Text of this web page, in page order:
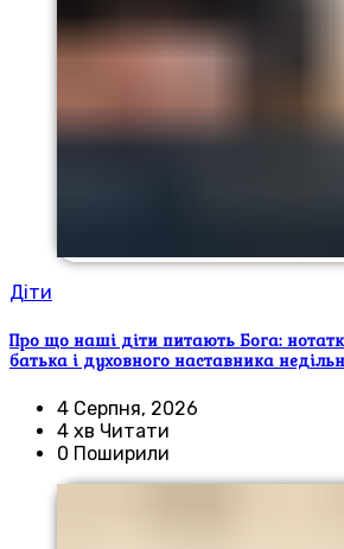
Діти
Про що наші діти питають Бога:
батька і духовного наставника
4 Серпня, 2026
4 хв Читати
0 Поширили